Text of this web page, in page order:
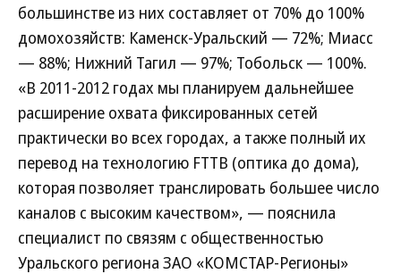
большинстве из них составляет от 70% до 100%
домохозяйств: Каменск-Уральский — 72%; Миасс
— 88%; Нижний Тагил — 97%; Тобольск — 100%.
«В 2011-2012 годах мы планируем дальнейшее
расширение охвата фиксированных сетей
практически во всех городах, а также полный их
перевод на технологию FTTB (оптика до дома),
которая позволяет транслировать большее число
каналов с высоким качеством», — пояснила
специалист по связям с общественностью
Уральского региона ЗАО «КОМСТАР-Регионы»